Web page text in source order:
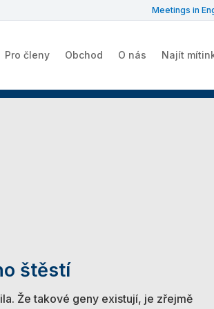
Meetings in
Pro členy Obchod O nás Najít
štěstí
Že takové geny existují, je zřejmě